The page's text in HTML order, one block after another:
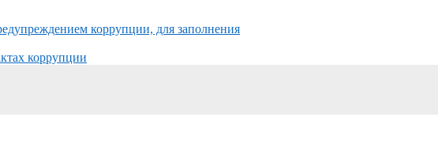
коррупции, для заполнения
коррупции